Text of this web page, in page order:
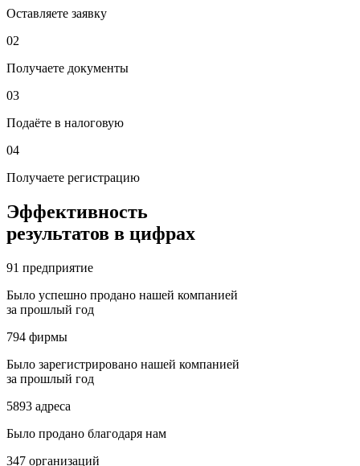
Оставляете заявку
02
Получаете документы
03
Подаёте в налоговую
04
Получаете регистрацию
Эффективность
результатов в цифрах
91 предприятие
Было успешно продано нашей компанией
за прошлый год
794 фирмы
Было зарегистрировано нашей компанией
за прошлый год
5893 адреса
Было продано благодаря нам
347 организаций